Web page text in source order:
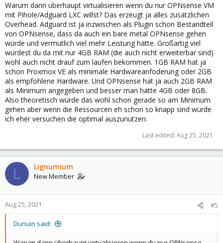
Warum dann überhaupt virtualisieren wenn du nur OPNsense VM
mit Pihole/Adguard LXC willst? Das erzeugt ja alles zusätzlichen
Overhead. Adguard ist ja inzwischen als Plugin schon Bestandteil
von OPNsense, dass da auch ein bare metal OPNsense gehen
würde und vermutlich viel mehr Leistung hätte. Großartig viel
würdest du da mit nur 4GB RAM (die auch nicht erweiterbar sind)
wohl auch nicht drauf zum laufen bekommen. 1GB RAM hat ja
schon Proxmox VE als minimale Hardwareanfoderung oder 2GB
als empfohlene Hardware. Und OPNsense hat ja auch 2GB RAM
als Minimum angegeben und besser man hätte 4GB oder 8GB.
Also theoretisch würde das wohl schon gerade so am Minimum
gehen aber wenn die Ressourcen eh schon so knapp sind würde
ich eher versuchen die optimal auszunutzen.
Last edited: Aug 25, 2021
L Lignumium
New Member
Aug 25, 2021 #5
Dunuin said: